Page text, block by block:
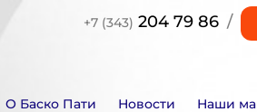
+7 (343) 204 79 86 /
О Баско Пати Новости Наши